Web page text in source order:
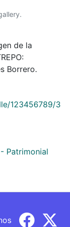
de la
Borrero.
123456789/3
Patrimonial